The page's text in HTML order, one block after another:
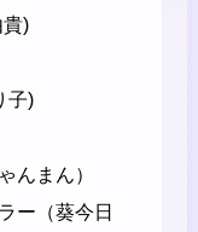
貴)
子)
んまん）
ー（葵今日